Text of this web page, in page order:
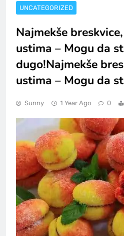
UNCATEGORIZED
Najmekše
ustima – Mogu da
dugo!Najmekše
ustima – Mogu da
Sunny 1 Year Ago 0